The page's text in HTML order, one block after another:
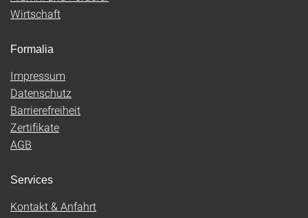
Wirtschaft
Formalia
Impressum
Datenschutz
Barrierefreiheit
Zertifikate
AGB
Services
Kontakt & Anfahrt